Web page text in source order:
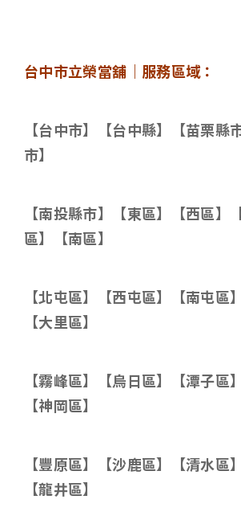
台中市立榮當舖｜服務區域：
【台中市】【台中縣】【苗栗縣
市】
【南投縣市】【東區】【西區】
區】【南區】
【北屯區】【西屯區】【南屯區
【大里區】
【霧峰區】【烏日區】【潭子區
【神岡區】
【豐原區】【沙鹿區】【清水區
【龍井區】